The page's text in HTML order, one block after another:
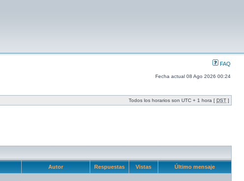
FAQ
Fecha actual 08 Ago 2026 00:24
Todos los horarios son UTC + 1 hora [ DST ]
Autor Respuestas Vistas Último mensaje